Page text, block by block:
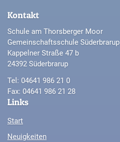
Kontakt
Schule am Thorsberger Moor
Gemeinschaftsschule Süderbrarup
Kappelner Straße 47 b
24392 Süderbrarup
Tel: 04641 986 21 0
Fax: 04641 986 21 28
Links
Start
Neuigkeiten